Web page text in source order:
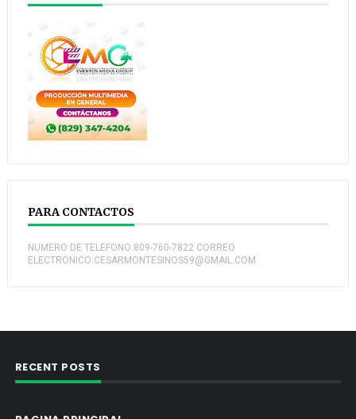
PARA CONTACTOS
NUMERO DE TELEFONO:809-760-7822 CORREO
ELECTRONICO:CESARMONTESINOS59@GMAIL.COM
RECENT POSTS